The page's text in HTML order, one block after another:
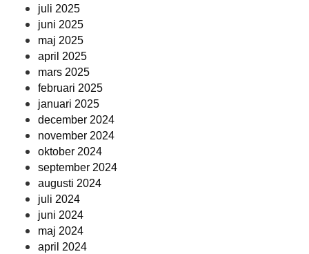
juli 2025
juni 2025
maj 2025
april 2025
mars 2025
februari 2025
januari 2025
december 2024
november 2024
oktober 2024
september 2024
augusti 2024
juli 2024
juni 2024
maj 2024
april 2024